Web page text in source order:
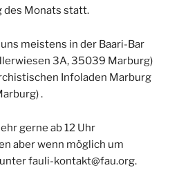
des Monats statt.
meistens in der Baari-Bar
3A, 35039 Marburg)
Infoladen Marburg
.
gerne ab 12 Uhr
aber wenn möglich um
fauli-kontakt@fau.org.